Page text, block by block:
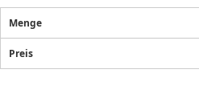
Menge
Preis